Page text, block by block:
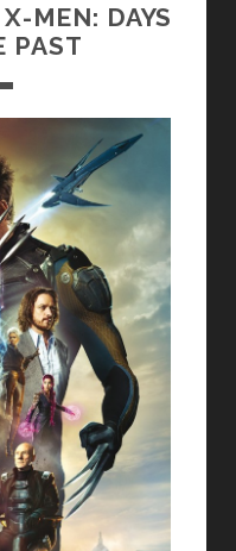
MEN: DAYS
PAST